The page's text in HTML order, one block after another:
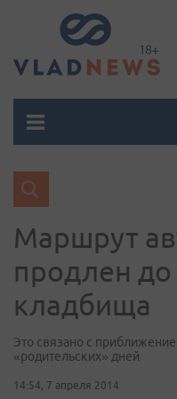
Маршрут
продлен
кладбища
Это связано с
«родительских» дней
14:54, 7 апреля 2014